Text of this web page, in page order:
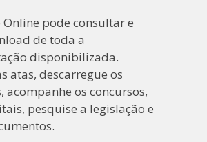
Online pode consultar e
de toda a
disponibilizada.
atas, descarregue os
acompanhe os concursos,
pesquise a legislação e